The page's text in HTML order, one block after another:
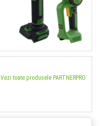
Vezi toate produsele PARTNERPRO